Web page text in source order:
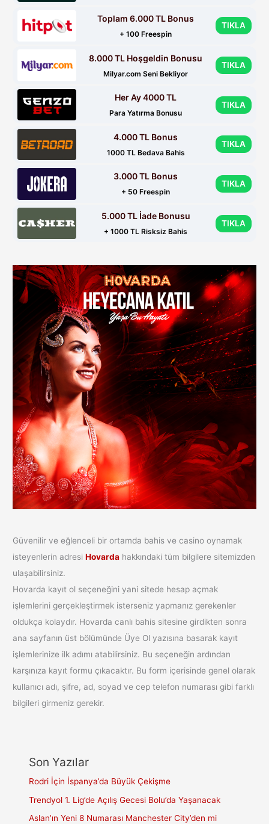
Toplam 6.000 TL Bonus
+ 100 Freespin
TIKLA
8.000 TL Hoşgeldin Bonusu
Milyar.com Seni Bekliyor
TIKLA
Her Ay 4000 TL
Para Yatırma Bonusu
TIKLA
4.000 TL Bonus
1000 TL Bedava Bahis
TIKLA
3.000 TL Bonus
+ 50 Freespin
TIKLA
5.000 TL İade Bonusu
+ 1000 TL Risksiz Bahis
TIKLA
Güvenilir ve eğlenceli bir ortamda bahis ve casino oynamak
isteyenlerin adresiHovarda hakkındaki tüm bilgilere sitemizden
ulaşabilirsiniz.
Hovarda kayıt ol seçeneğini yani sitede hesap açmak
işlemlerini gerçekleştirmek isterseniz yapmanız gerekenler
oldukça kolaydır. Hovarda canlı bahis sitesine girdikten sonra
ana sayfanın üst bölümünde Üye Ol yazısına basarak kayıt
işlemlerinize ilk adımı atabilirsiniz. Bu seçeneğin ardından
karşınıza kayıt formu çıkacaktır. Bu form içerisinde genel olarak
kullanıcı adı, şifre, ad, soyad ve cep telefon numarası gibi farklı
bilgileri girmeniz gerekir.
Son Yazılar
Rodri İçin İspanya’da Büyük Çekişme
Trendyol 1. Lig’de Açılış Gecesi Bolu’da Yaşanacak
Aslan’ın Yeni 8 Numarası Manchester City’den mi